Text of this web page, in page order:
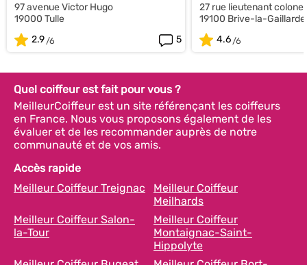
97 avenue Victor Hugo
19000 Tulle
2.9
5
27 rue lieutenant
19100 Brive-la-Gaillarde
4.6
Quel coiffeur est fait pour vous ?
MeilleurCoiffeur est un site référençant les coiffeurs
en France. Nous vous proposons également de les
évaluer et de les recommander auprès de notre
communauté et de vos amis.
Accès rapide
Meilleur Coiffeur Treignac
Meilleur Coiffeur
Meilhards
Meilleur Coiffeur Salon-
la-Tour
Meilleur Coiffeur
Montaignac-Saint-
Hippolyte